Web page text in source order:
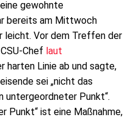
gewohnte
bereits am Mittwoch
leicht. Vor dem Treffen der
Chef laut
harten Linie ab und sagte,
sei „nicht das
untergeordneter Punkt“.
Punkt“ ist eine Maßnahme,